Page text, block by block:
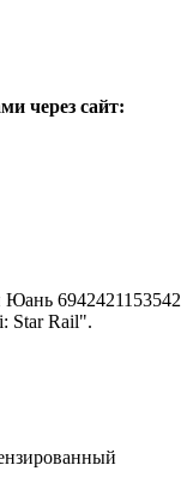
через сайт:
6942421153542
Star Rail".